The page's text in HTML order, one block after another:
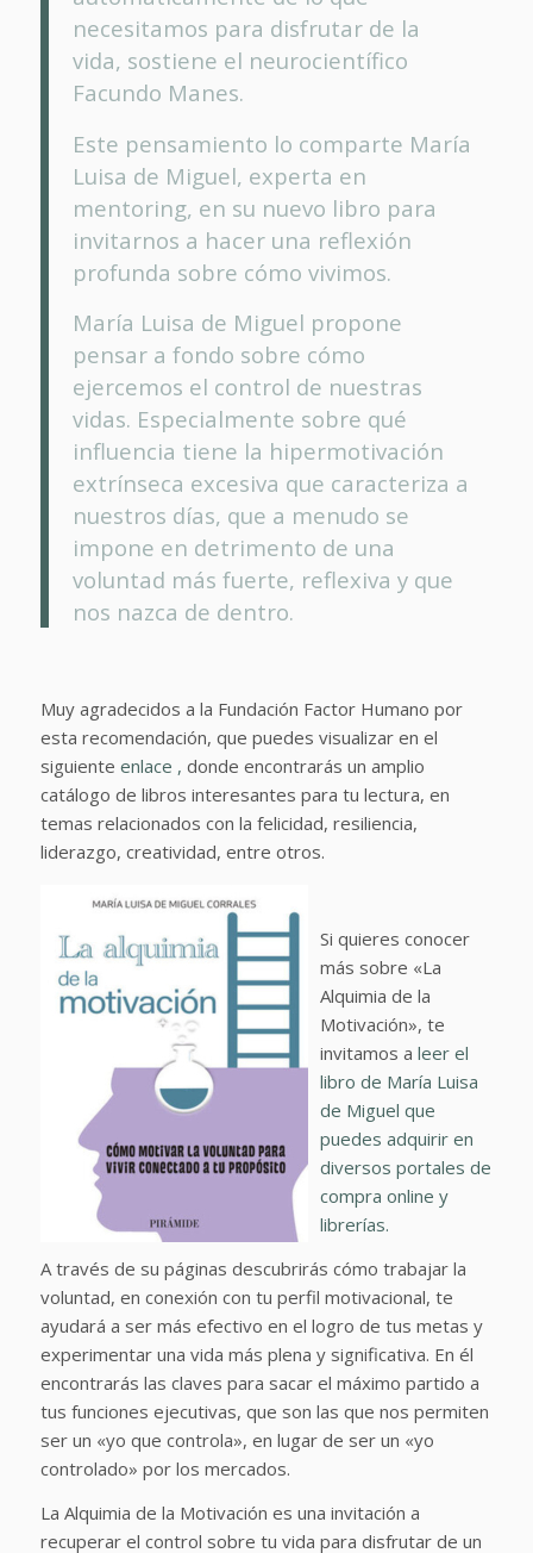
necesitamos para disfrutar de la
vida, sostiene el neurocientífico
Facundo Manes.
Este pensamiento lo comparte María
Luisa de Miguel, experta en
mentoring, en su nuevo libro para
invitarnos a hacer una reflexión
profunda sobre cómo vivimos.
María Luisa de Miguel propone
pensar a fondo sobre cómo
ejercemos el control de nuestras
vidas. Especialmente sobre qué
influencia tiene la hipermotivación
extrínseca excesiva que caracteriza a
nuestros días, que a menudo se
impone en detrimento de una
voluntad más fuerte, reflexiva y que
nos nazca de dentro.
Muy agradecidos a la Fundación Factor Humano por
esta recomendación, que puedes visualizar en el
siguiente enlace , donde encontrarás un amplio
catálogo de libros interesantes para tu lectura, en
temas relacionados con la felicidad, resiliencia,
liderazgo, creatividad, entre otros.
Si quieres conocer
más sobre «La
Alquimia de la
Motivación», te
invitamos a leer el
libro de María Luisa
de Miguel que
puedes adquirir en
diversos portales de
compra online y
librerías.
A través de su páginas descubrirás cómo trabajar la
voluntad, en conexión con tu perfil motivacional, te
ayudará a ser más efectivo en el logro de tus metas y
experimentar una vida más plena y significativa. En él
encontrarás las claves para sacar el máximo partido a
tus funciones ejecutivas, que son las que nos permiten
ser un «yo que controla», en lugar de ser un «yo
controlado» por los mercados.
La Alquimia de la Motivación es una invitación a
recuperar el control sobre tu vida para disfrutar de un